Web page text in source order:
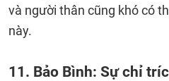
và người thân cũng khó có
này.
11. Bảo Bình: Sự chỉ